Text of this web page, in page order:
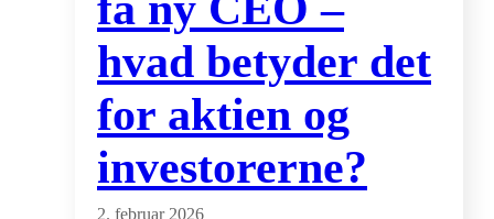
hvad betyder det
for aktien og
investorerne?
2. februar 2026